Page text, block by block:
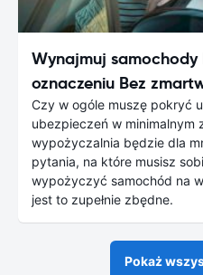
Wynajmuj
oznaczeniu Bez
Czy w ogóle muszę pokryć
ubezpieczeń w minimalnym
wypożyczalnia będzie dla
pytania, na które musisz
wypożyczyć samochód na
jest to zupełnie zbędne.
Pokaż